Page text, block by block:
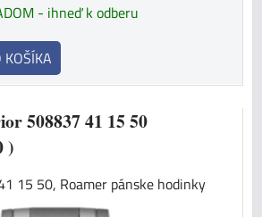
- ihneď k odberu
508837 41 15 50
)
15 50, Roamer pánske hodinky